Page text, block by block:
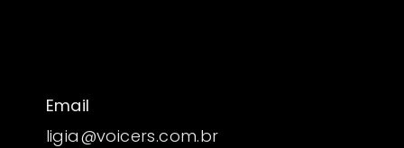
Email
ligia@voicers.com.br